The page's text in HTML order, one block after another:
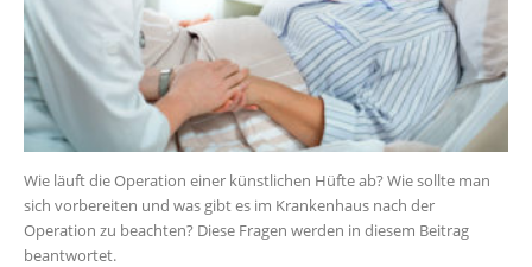
Wie läuft die Operation einer künstlichen Hüfte ab? Wie sollte man
sich vorbereiten und was gibt es im Krankenhaus nach der
Operation zu beachten? Diese Fragen werden in diesem Beitrag
beantwortet.